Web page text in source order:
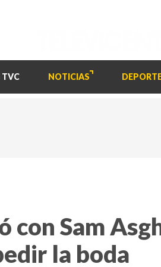
TVC NOTICIAS
con Sam
la boda